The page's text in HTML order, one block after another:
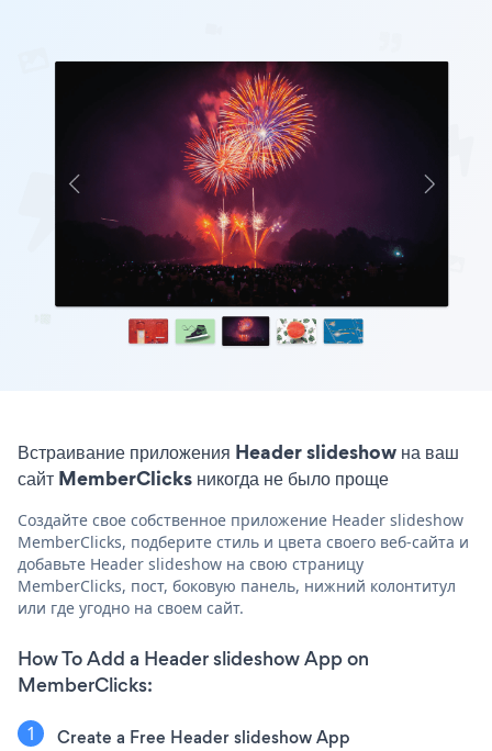
Встраивание приложения Header slideshow на ваш
сайт MemberClicks никогда не было проще
Создайте свое собственное приложение Header slideshow
MemberClicks, подберите стиль и цвета своего веб-сайта и
добавьте Header slideshow на свою страницу
MemberClicks, пост, боковую панель, нижний колонтитул
или где угодно на своем сайт.
How To Add a Header slideshow App on
MemberClicks:
Create a Free Header slideshow App